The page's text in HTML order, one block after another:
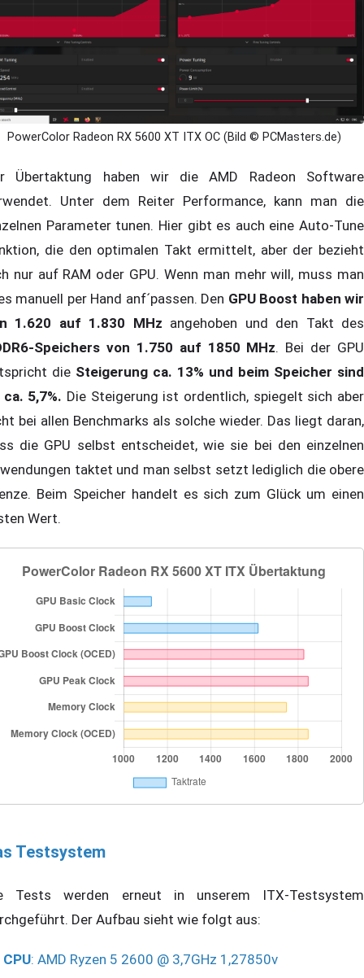
PowerColor Radeon RX 5600 XT ITX OC (Bild © PCMasters.de)
Übertaktung haben wir die AMD Radeon Software
Unter dem Reiter Performance, kann man die
Parameter tunen. Hier gibt es auch eine Auto-Tune
die den optimalen Takt ermittelt, aber der bezieht
nur auf RAM oder GPU. Wenn man mehr will, muss man
manuell per Hand anf´passen. Den GPU Boost haben wir
1.620 auf 1.830 MHz angehoben und den Takt des
Speichers von 1.750 auf 1850 MHz. Bei der GPU
die Steigerung ca. 13% und beim Speicher sind
5,7%. Die Steigerung ist ordentlich, spiegelt sich aber
bei allen Benchmarks als solche wieder. Das liegt daran,
die GPU selbst entscheidet, wie sie bei den einzelnen
taktet und man selbst setzt lediglich die obere
Beim Speicher handelt es sich zum Glück um einen
Wert.
Testsystem
Tests werden erneut in unserem ITX-Testsystem
Der Aufbau sieht wie folgt aus:
CPU: AMD Ryzen 5 2600 @ 3,7GHz 1,27850v